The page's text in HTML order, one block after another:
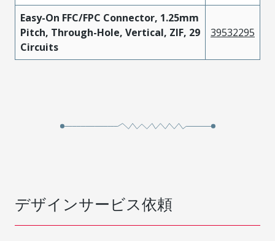
Easy-On FFC/FPC Connector, 1.25mm
Pitch, Through-Hole, Vertical, ZIF, 29
Circuits
39532295
デザインサービス依頼